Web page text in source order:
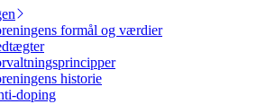
formål og værdier
historie
doping